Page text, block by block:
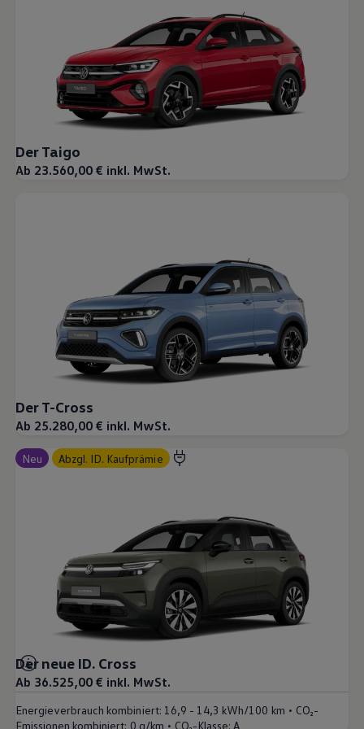
Lifestyle
Transport
Familie
Elektromobilität
Volkswagen R
Pannen- und Unfallhilfe
Volkswagen Kundenbetreuung
Der Taigo
Ab 23.560,00 € inkl. MwSt.
Der T-Cross
Ab 25.280,00 € inkl. MwSt.
Neu abzgl. ID. Kaufprämie
Der neue ID. Cross
Ab 36.525,00 € inkl. MwSt.
Energieverbrauch kombiniert: 16,9 - 14,3 kWh/100 km • CO₂-
Emissionen kombiniert: 0 g/km • CO₂-Klasse: A